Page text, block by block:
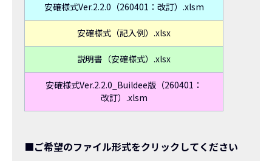
安確様式Ver.2.2.0（260401：改訂）.xlsm
安確様式（記入例）.xlsx
説明書（安確様式）.xlsx
安確様式Ver.2.2.0_Buildee版（260401：
改訂）.xlsm
■ご希望のファイル形式をクリックしてください